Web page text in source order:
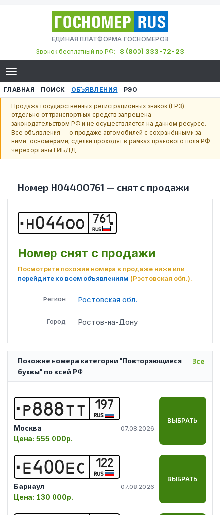
ЕДИНАЯ ПЛАТФОРМА ГОСНОМЕРОВ
Звонок бесплатный по РФ:
8 (800) 333-72-23
ГЛАВНАЯ ПОИСК ОБЪЯВЛЕНИЯ РЭО
Продажа государственных регистрационных знаков (ГРЗ)
отдельно от транспортных средств запрещена
законодательством РФ и не осуществляется на данном ресурсе.
Все объявления — о продаже автомобилей с сохранёнными за
ними госномерами; сделки проходят в рамках правового поля РФ
через органы ГИБДД.
Номер Н044ОО761 — снят с продажи
Н044ОО 761
RUS
Номер снят с продажи
Посмотрите похожие номера в продаже ниже или
перейдите ко всем объявлениям (Ростовская обл.).
Регион Ростовская обл.
Город Ростов-на-Дону
Все
Похожие номера категории "Повторяющиеся
буквы" по всей РФ
Р888ТТ 197
RUS
Москва 07.08.2026
Цена: 555 000р.
ВЫБРАТЬ
Е400ЕС 122
RUS
Барнаул 07.08.2026
Цена: 130 000р.
ВЫБРАТЬ